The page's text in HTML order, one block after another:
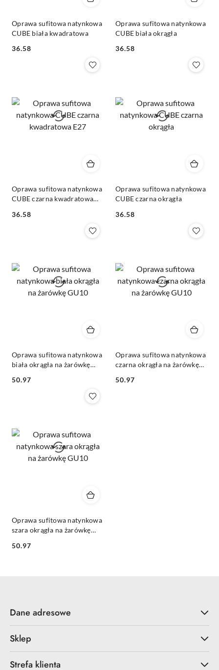
Oprawa sufitowa natynkowa
CUBE biała kwadratowa
Cena:
36.58
Oprawa sufitowa natynkowa
CUBE biała okrągła
Cena:
36.58
Oprawa sufitowa natynkowa
CUBE czarna kwadratowa
Cena:
36.58
Oprawa sufitowa natynkowa
CUBE czarna okrągła
Cena:
36.58
Oprawa sufitowa natynkowa
biała okrągła na żarówkę
Cena:
50.97
Oprawa sufitowa natynkowa
czarna okrągła na żarówkę
Cena:
50.97
Oprawa sufitowa natynkowa
szara okrągła na żarówkę
Cena:
50.97
Dane adresowe
Sklep
Strefa klienta